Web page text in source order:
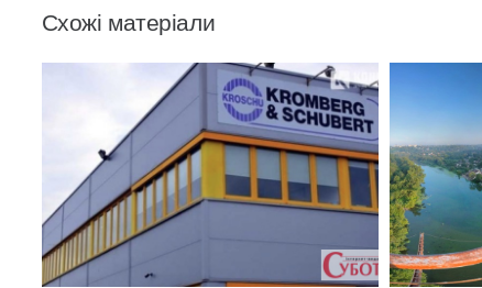
Схожі матеріали